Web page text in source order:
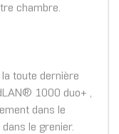
chambre.
toute dernière
1000 duo+ ,
dans le
le grenier.